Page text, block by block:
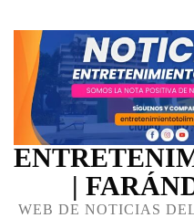
|
WEB DE NOTICIAS